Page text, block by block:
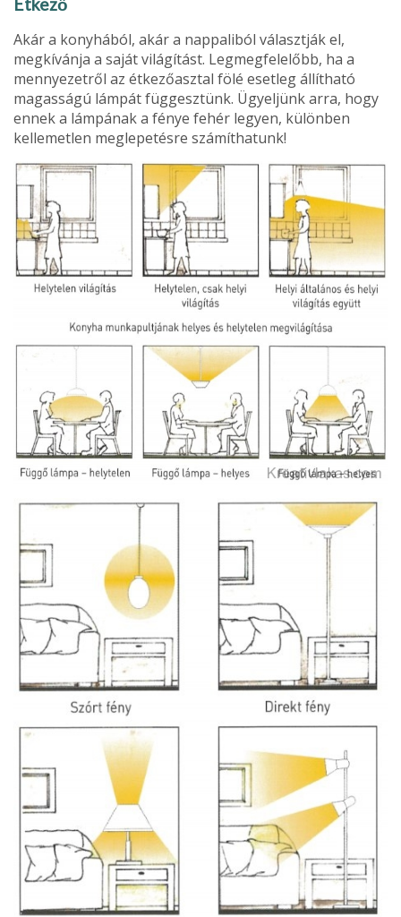
Étkező
Akár a konyhából, akár a nappaliból választják el,
megkívánja a sa­ját világítást. Legmegfelelőbb, ha a
mennyezetről az étkezőasztal fölé esetleg állítható
magasságú lámpát függesztünk. Ügyeljünk arra, hogy
ennek a lámpának a fénye fehér legyen, különben
kelle­metlen meglepetésre számíthatunk!